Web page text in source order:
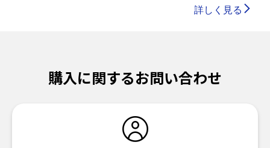
詳しく見る
購入に関するお問い合わせ